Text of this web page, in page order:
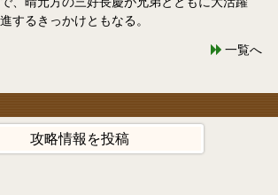
するきっかけともなる。
一覧へ
攻略情報を投稿